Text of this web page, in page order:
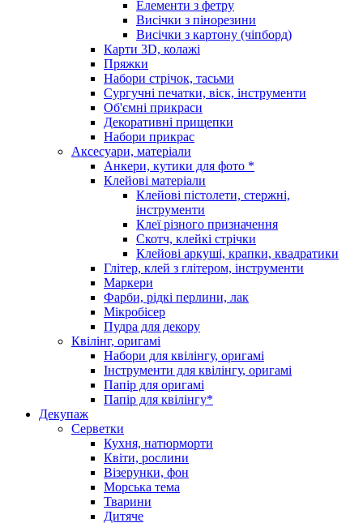
Елементи з фетру
Висічки з пінорезини
Висічки з картону (чіпборд)
Карти 3D, колажі
Пряжки
Набори стрічок, тасьми
Сургучні печатки, віск, інструменти
Об'ємні прикраси
Декоративні прищепки
Набори прикрас
Аксесуари, матеріали
Анкери, кутики для фото *
Клейові матеріали
Клейові пістолети, стержні,
інструменти
Клеї різного призначення
Скотч, клейкі стрічки
Клейові аркуші, крапки, квадратики
Глітер, клей з глітером, інструменти
Маркери
Фарби, рідкі перлини, лак
Мікробісер
Пудра для декору
Квілінг, оригамі
Набори для квілінгу, оригамі
Інструменти для квілінгу, оригамі
Папір для оригамі
Папір для квілінгу*
Декупаж
Серветки
Кухня, натюрморти
Квіти, рослини
Візерунки, фон
Морська тема
Тварини
Дитяче